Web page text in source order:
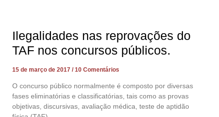
Ilegalidades nas reprovações do
TAF nos concursos públicos.
15 de março de 2017 10 Comentários
O concurso público normalmente é composto por diversas
fases eliminatórias e classificatórias, tais como as provas
objetivas, discursivas, avaliação médica, teste de aptidão